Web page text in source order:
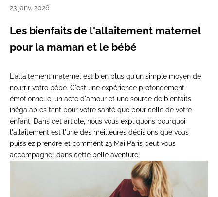
23 janv. 2026
Les bienfaits de l'allaitement maternel
pour la maman et le bébé
L'allaitement maternel est bien plus qu'un simple moyen de
nourrir votre bébé. C'est une expérience profondément
émotionnelle, un acte d'amour et une source de bienfaits
inégalables tant pour votre santé que pour celle de votre
enfant. Dans cet article, nous vous expliquons pourquoi
l'allaitement est l'une des meilleures décisions que vous
puissiez prendre et comment 23 Mai Paris peut vous
accompagner dans cette belle aventure.